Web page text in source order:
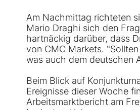
Am Nachmittag richteten
Mario Draghi sich den
hartnäckig darüber, dass
von CMC Markets.
was auch dem deutschen
Beim Blick auf
Ereignisse dieser Woche
Arbeitsmarktbericht am